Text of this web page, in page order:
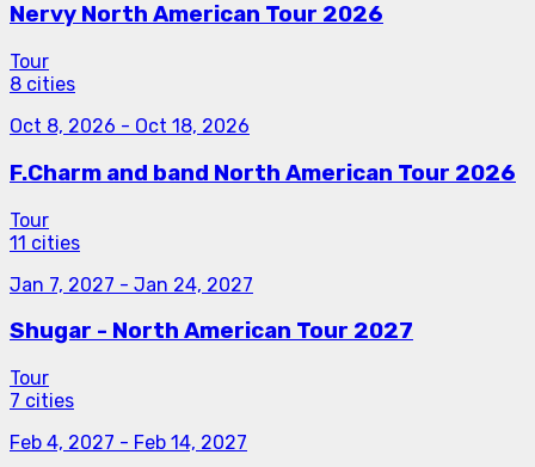
Nervy North American Tour 2026
Tour
8 cities
Oct 8, 2026 - Oct 18, 2026
F.Charm and band North American Tour 2026
Tour
11 cities
Jan 7, 2027 - Jan 24, 2027
Shugar - North American Tour 2027
Tour
7 cities
Feb 4, 2027 - Feb 14, 2027